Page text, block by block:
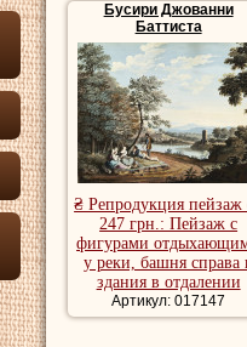
Бусири Джованни
Баттиста
₴ Репродукция пейзаж
247 грн.: Пейзаж с
фигурами
у реки, башня справа
здания в отдалении
Артикул: 017147